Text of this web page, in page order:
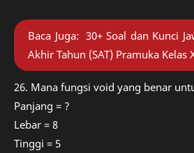
Baca Juga: 30+ Soal dan Kunci
Akhir Tahun (SAT) Pramuka Kelas
26. Mana fungsi void yang benar
Panjang = ?
Lebar = 8
Tinggi = 5